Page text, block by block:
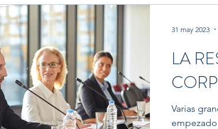
LA
Varias
31 may 2023